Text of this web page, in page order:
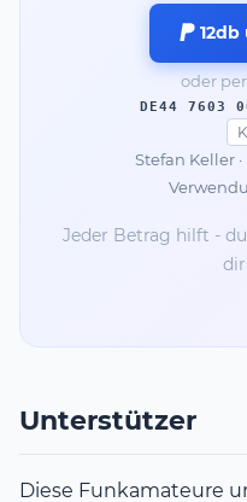
oder
DE44 7603
Stefan Keller ·
Jeder Betrag hilft -
Unterstützer
Diese Funkamateure